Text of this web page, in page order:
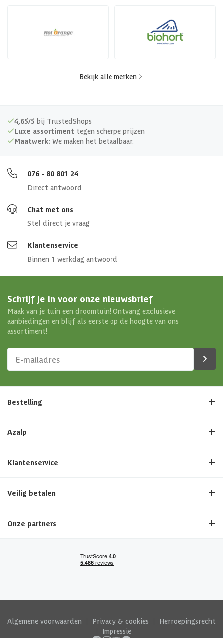
Bekijk alle merken
4,65/5 bij TrustedShops
Luxe assortiment tegen scherpe prijzen
Maatwerk: We maken het betaalbaar.
076 - 80 801 24
Direct antwoord
Chat met ons
Stel direct je vraag
Klantenservice
Binnen 1 werkdag antwoord
Schrijf je in voor onze nieuwsbrief
Maak van je tuin een droomtuin! Ontvang exclusieve
aanbiedingen en blijf als eerste op de hoogte van ons
assortiment!
Bestelling
Azalp
Klantenservice
Veilig betalen
Onze partners
Algemene voorwaarden Privacy & cookies
Herroepingsrecht
Impressie